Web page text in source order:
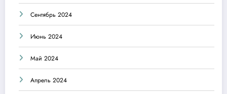
Сентябрь 2024
Июнь 2024
Май 2024
Апрель 2024